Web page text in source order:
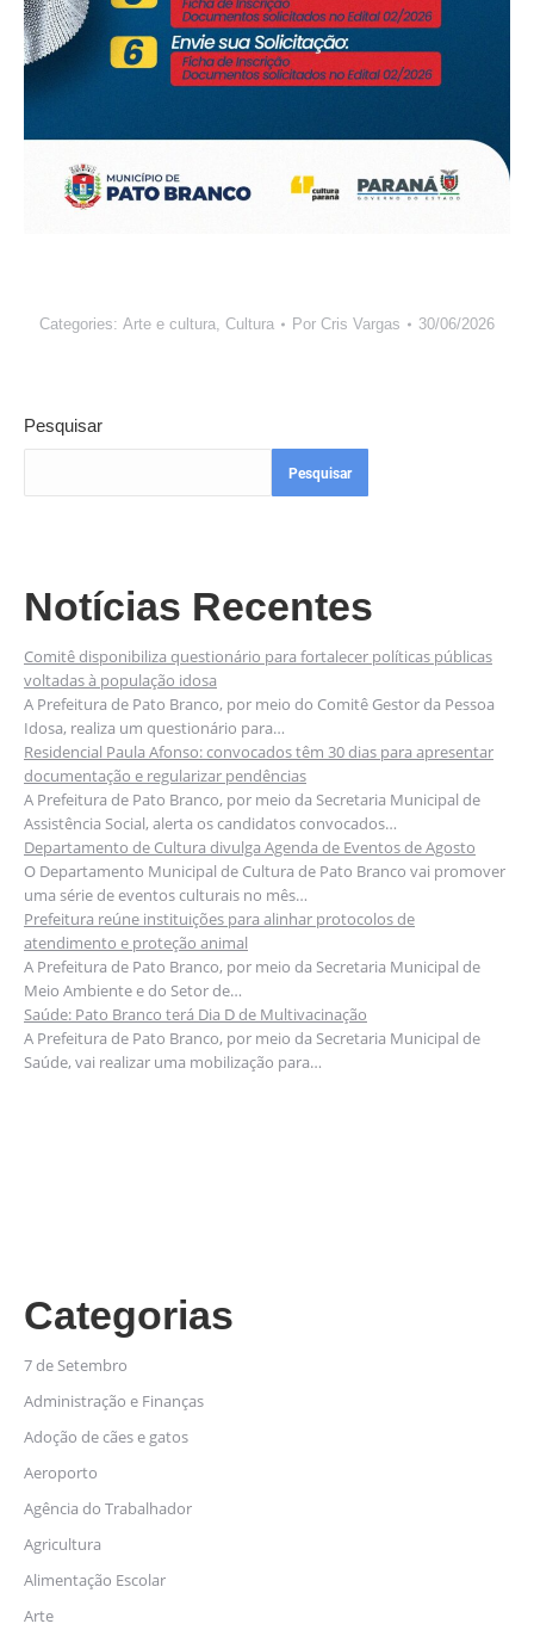
Categories: Arte e cultura, Cultura Por Cris Vargas 30/06/2026
Pesquisar
Pesquisar
Notícias Recentes
Comitê disponibiliza questionário para fortalecer políticas públicas
voltadas à população idosa
A Prefeitura de Pato Branco, por meio do Comitê Gestor da Pessoa
Idosa, realiza um questionário para…
Residencial Paula Afonso: convocados têm 30 dias para apresentar
documentação e regularizar pendências
A Prefeitura de Pato Branco, por meio da Secretaria Municipal de
Assistência Social, alerta os candidatos convocados…
Departamento de Cultura divulga Agenda de Eventos de Agosto
O Departamento Municipal de Cultura de Pato Branco vai promover
uma série de eventos culturais no mês…
Prefeitura reúne instituições para alinhar protocolos de
atendimento e proteção animal
A Prefeitura de Pato Branco, por meio da Secretaria Municipal de
Meio Ambiente e do Setor de…
Saúde: Pato Branco terá Dia D de Multivacinação
A Prefeitura de Pato Branco, por meio da Secretaria Municipal de
Saúde, vai realizar uma mobilização para…
Categorias
7 de Setembro
Administração e Finanças
Adoção de cães e gatos
Aeroporto
Agência do Trabalhador
Agricultura
Alimentação Escolar
Arte